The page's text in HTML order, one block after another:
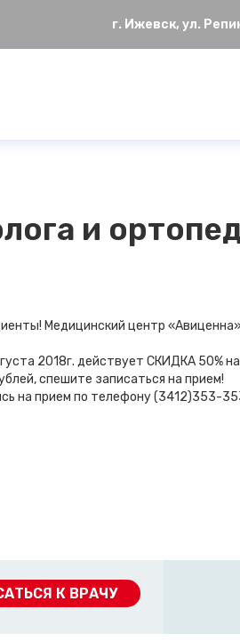
г. Ижевск, ул.
и
Медицинский центр
2018г. действует СКИДКА 50%
спешите записаться на прием!
на прием по телефону (3412)353-
К ВРАЧУ